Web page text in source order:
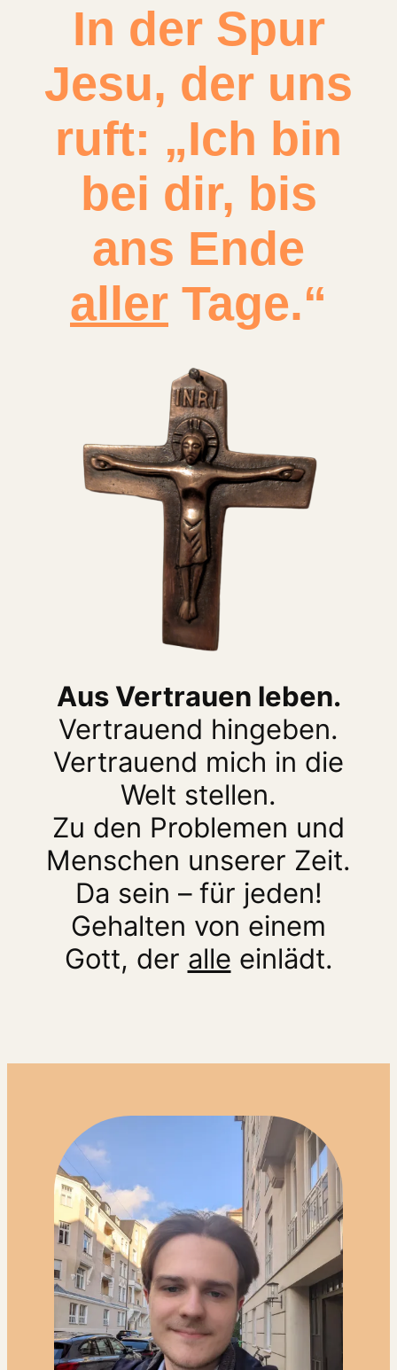
In der Spur
Jesu, der uns
ruft: „Ich bin
bei dir, bis
ans Ende
aller Tage.“
Aus Vertrauen leben.
Vertrauend hingeben.
Vertrauend mich in die
Welt stellen.
Zu den Problemen und
Menschen unserer Zeit.
Da sein – für jeden!
Gehalten von einem
Gott, der alle einlädt.